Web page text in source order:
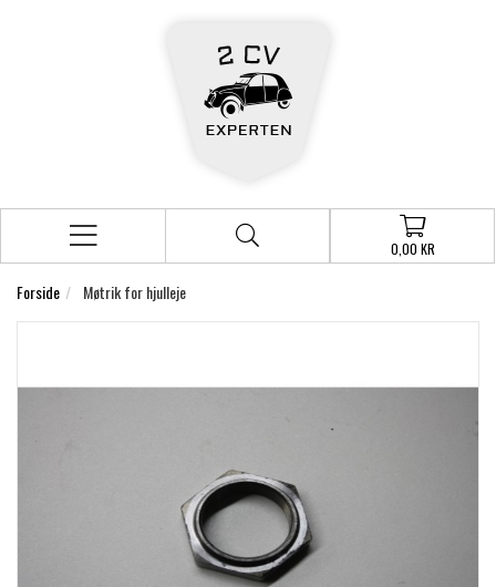
0,00 KR
Forside Møtrik for hjulleje